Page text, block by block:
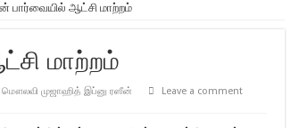
பார்வையில் ஆட்சி மாற்றம்
மாற்றம்
மௌலவி முஜாஹித் இப்னு ரஸீன்
Leave a comment